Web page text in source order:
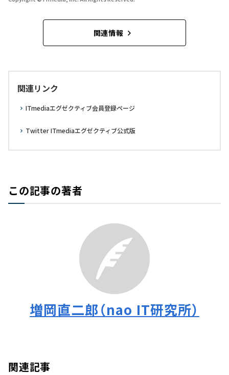
関連情報
関連リンク
ITmediaエグゼクティブ会員登録ページ
Twitter ITmediaエグゼクティブ公式版
この記事の著者
増岡直二郎（nao IT研究所）
関連記事